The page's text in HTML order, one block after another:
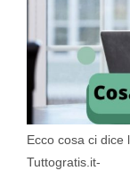
Ecco cosa ci dice
Tuttogratis.it-